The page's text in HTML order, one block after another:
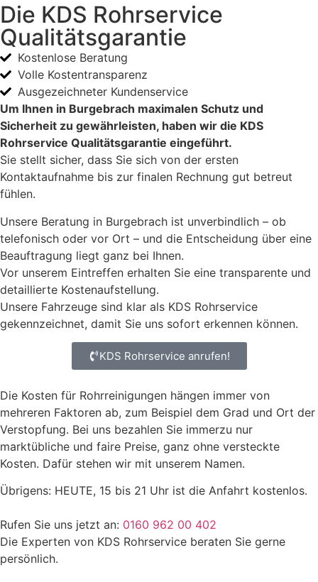
Die KDS Rohrservice
Qualitätsgarantie
Kostenlose Beratung
Volle Kostentransparenz
Ausgezeichneter Kundenservice
Um Ihnen in Burgebrach maximalen Schutz und
Sicherheit zu gewährleisten, haben wir die KDS
Rohrservice Qualitätsgarantie eingeführt.
Sie stellt sicher, dass Sie sich von der ersten
Kontaktaufnahme bis zur finalen Rechnung gut betreut
fühlen.
Unsere Beratung in Burgebrach ist unverbindlich – ob
telefonisch oder vor Ort – und die Entscheidung über eine
Beauftragung liegt ganz bei Ihnen.
Vor unserem Eintreffen erhalten Sie eine transparente und
detaillierte Kostenaufstellung.
Unsere Fahrzeuge sind klar als KDS Rohrservice
gekennzeichnet, damit Sie uns sofort erkennen können.
KDS Rohrservice anrufen!
Die Kosten für Rohrreinigungen hängen immer von
mehreren Faktoren ab, zum Beispiel dem Grad und Ort der
Verstopfung. Bei uns bezahlen Sie immerzu nur
marktübliche und faire Preise, ganz ohne versteckte
Kosten. Dafür stehen wir mit unserem Namen.
Übrigens: HEUTE, 15 bis 21 Uhr ist die Anfahrt kostenlos.
Rufen Sie uns jetzt an: 0160 962 00 402
Die Experten von KDS Rohrservice beraten Sie gerne
persönlich.